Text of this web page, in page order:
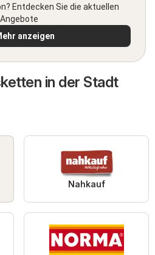
Entdecken Sie die aktuellen
Angebote
anzeigen
in der Stadt
Nahkauf